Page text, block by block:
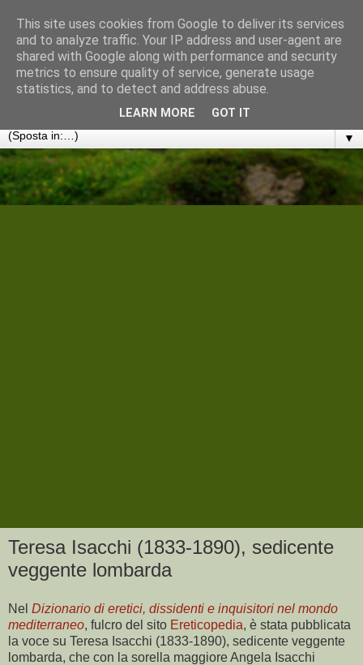
Cantiere Storico Filologico
Convergenze umanistiche in rete. Note, discussioni e
disseminazioni
▼
Teresa Isacchi (1833-1890), sedicente
veggente lombarda
Nel Dizionario di eretici, dissidenti e inquisitori nel mondo
mediterraneo, fulcro del sito Ereticopedia, è stata pubblicata
la voce su Teresa Isacchi (1833-1890), sedicente veggente
lombarda, che con la sorella maggiore Angela Isacchi
This site uses cookies from Google to deliver its services
and to analyze traffic. Your IP address and user-agent are
shared with Google along with performance and security
metrics to ensure quality of service, generate usage
statistics, and to detect and address abuse.
LEARN MORE GOT IT